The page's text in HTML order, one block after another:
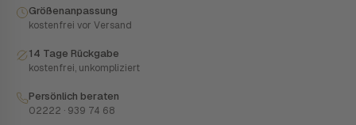
Größenanpassung
kostenfrei vor Versand
14 Tage Rückgabe
kostenfrei, unkompliziert
Persönlich beraten
02222 · 939 74 68